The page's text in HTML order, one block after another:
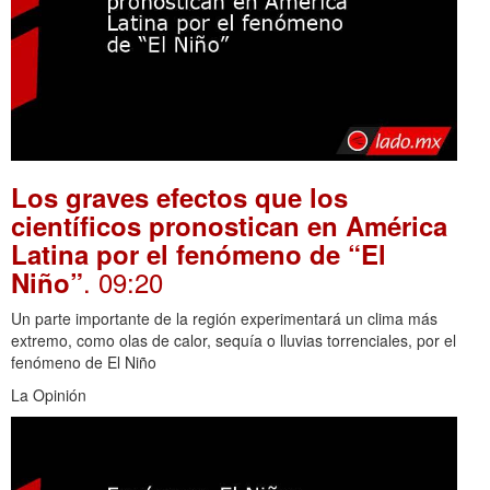
Los graves efectos que los
científicos pronostican en América
Latina por el fenómeno de “El
Niño”. 09:20
Un parte importante de la región experimentará un clima más
extremo, como olas de calor, sequía o lluvias torrenciales, por el
fenómeno de El Niño
La Opinión